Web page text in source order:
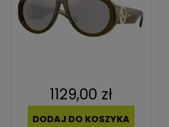
1129,00 zł
DODAJ DO KOSZYKA